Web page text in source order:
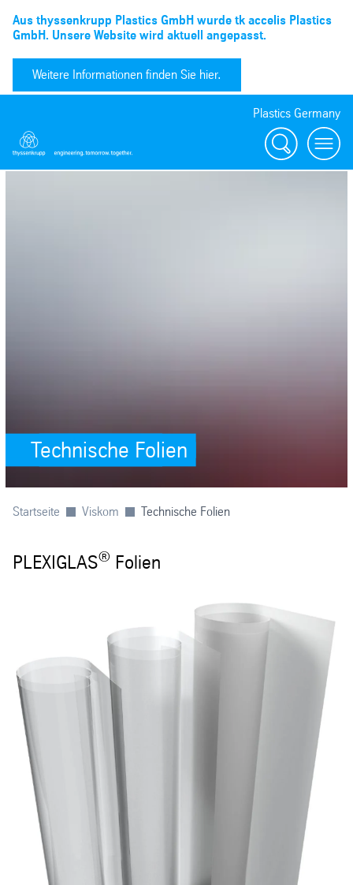
Aus thyssenkrupp Plastics GmbH wurde tk accelis Plastics
GmbH. Unsere Website wird aktuell angepasst.
Weitere Informationen finden Sie hier.
Plastics Germany
Suchen menu
Technische Folien
Startseite Viskom Technische Folien
PLEXIGLAS® Folien